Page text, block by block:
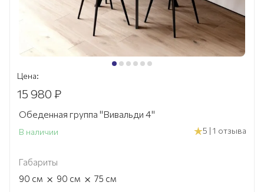
Цена:
15 980 ₽
Обеденная группа "Вивальди 4"
В наличии 5 | 1 отзыва
Габариты
90 см × 90 см × 75 см